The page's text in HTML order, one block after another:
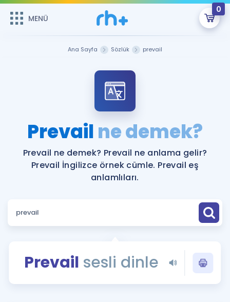
MENÜ
0
ÜYE DEĞİLİM
Sepetin Şu An Boş.
Remzi Hoca ile seni sınava hazırlayacak onlarca eğitim seni
bekliyor!
MENÜ
Faydalı Araçlar
Sözlük
Rehberlik Aracı
ÖSYM Sınav Takvimi
Hakkımızda
Ana Sayfa Sözlük prevail
Prevailne demek?
Prevail ne demek? Prevail ne anlama gelir?
Prevail İngilizce örnek cümle. Prevail eş
anlamlıları.
Prevail sesli dinle